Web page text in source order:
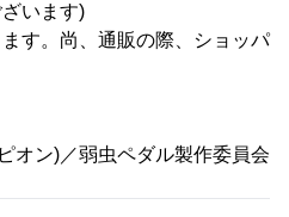
います)
す。尚、通販の際、ショッパ
オン)／弱虫ペダル製作委員会